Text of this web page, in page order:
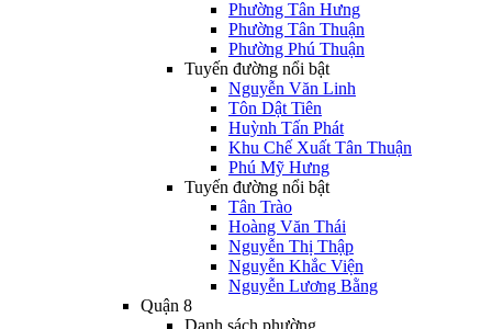
Phường Tân Hưng
Phường Tân Thuận
Phường Phú Thuận
Tuyến đường nổi bật
Nguyễn Văn Linh
Tôn Dật Tiên
Huỳnh Tấn Phát
Khu Chế Xuất Tân Thuận
Phú Mỹ Hưng
Tuyến đường nổi bật
Tân Trào
Hoàng Văn Thái
Nguyễn Thị Thập
Nguyễn Khắc Viện
Nguyễn Lương Bằng
Quận 8
Danh sách phường